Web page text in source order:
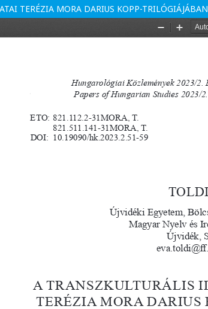
TERÉZIA MORA DARIUS KOPP-TRILÓGIÁJÁBAN